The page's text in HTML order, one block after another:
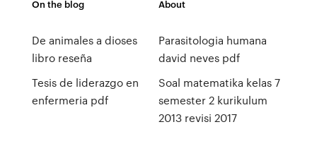
On the blog
De animales a dioses
libro reseña
Tesis de liderazgo en
enfermeria pdf
About
Parasitologia humana
david neves pdf
Soal matematika kelas 7
semester 2 kurikulum
2013 revisi 2017